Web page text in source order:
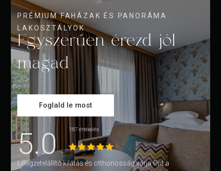
PRÉMIUM FAHÁZAK ÉS PANORÁMA
LAKOSZTÁLYOK
Egyszerűen érezd jól
magad
Foglald le most
5.0 187 értékelés
Lélegzetelállító kilátás és otthonosság várja Önt a